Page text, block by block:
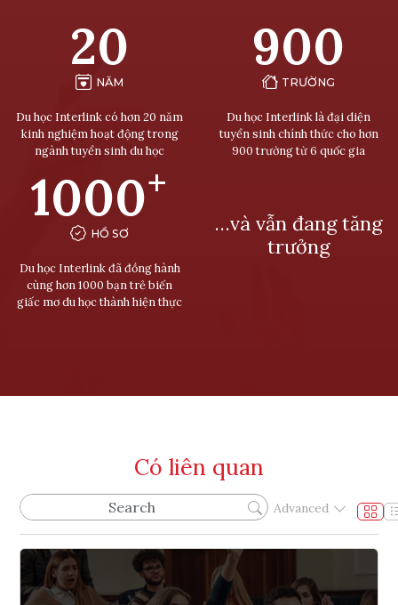
20
NĂM
Du học Interlink có hơn 20 năm
kinh nghiệm hoạt động trong
ngành tuyển sinh du học
900
TRƯỜNG
Du học Interlink là đại diện
tuyển sinh chính thức cho hơn
900 trường từ 6 quốc gia
1000+
HỒ SƠ
Du học Interlink đã đồng hành
cùng hơn 1000 bạn trẻ biến
giấc mơ du học thành hiện thực
…và vẫn đang tăng
trưởng
Có liên quan
Advanced